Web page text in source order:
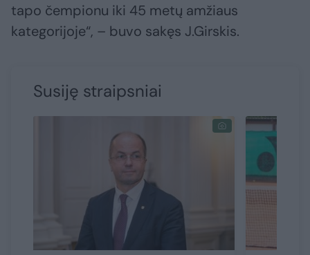
tapo čempionu iki 45 metų amžiaus
kategorijoje“, – buvo sakęs J.Girskis.
Susiję straipsniai